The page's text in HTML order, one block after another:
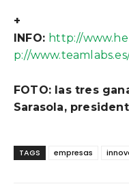
+
INFO: http://
p://
FOTO: las tres
Sarasola,
TAGS empresas